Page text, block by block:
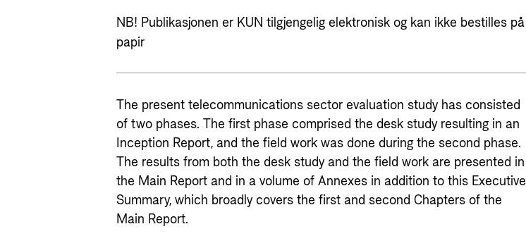
NB! Publikasjonen er KUN tilgjengelig elektronisk og kan ikke bestilles på
papir
The present telecommunications sector evaluation study has consisted
of two phases. The first phase comprised the desk study resulting in an
Inception Report, and the field work was done during the second phase.
The results from both the desk study and the field work are presented in
the Main Report and in a volume of Annexes in addition to this Executive
Summary, which broadly covers the first and second Chapters of the
Main Report.